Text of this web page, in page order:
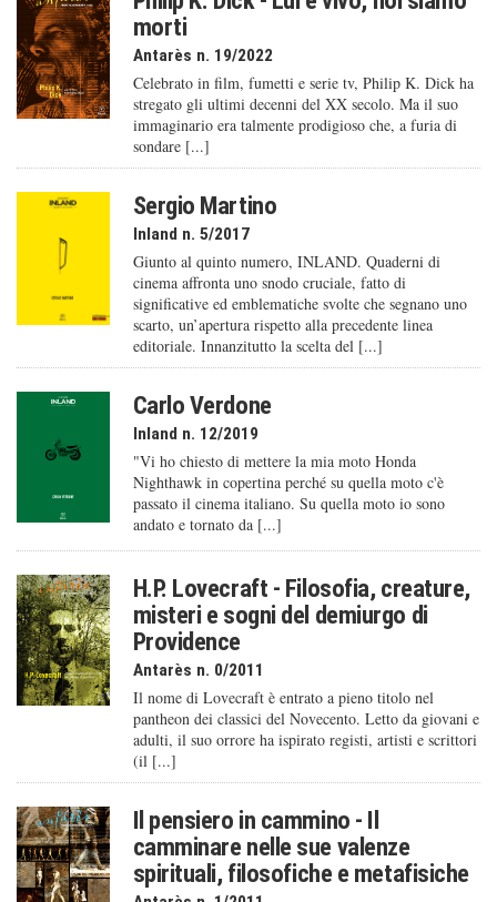
morti
Antarès n. 19/2022
Celebrato in film, fumetti e serie tv, Philip K. Dick ha
stregato gli ultimi decenni del XX secolo. Ma il suo
immaginario era talmente prodigioso che, a furia di
sondare [...]
Sergio Martino
Inland n. 5/2017
Giunto al quinto numero, INLAND. Quaderni di
cinema affronta uno snodo cruciale, fatto di
significative ed emblematiche svolte che segnano uno
scarto, un’apertura rispetto alla precedente linea
editoriale. Innanzitutto la scelta del [...]
Carlo Verdone
Inland n. 12/2019
"Vi ho chiesto di mettere la mia moto Honda
Nighthawk in copertina perché su quella moto c'è
passato il cinema italiano. Su quella moto io sono
andato e tornato da [...]
H.P. Lovecraft - Filosofia, creature,
misteri e sogni del demiurgo di
Providence
Antarès n. 0/2011
Il nome di Lovecraft è entrato a pieno titolo nel
pantheon dei classici del Novecento. Letto da giovani e
adulti, il suo orrore ha ispirato registi, artisti e scrittori
(il [...]
Il pensiero in cammino - Il
camminare nelle sue valenze
spirituali, filosofiche e metafisiche